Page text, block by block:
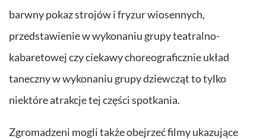
barwny pokaz strojów i fryzur wiosennych,
przedstawienie w wykonaniu grupy teatralno-
kabaretowej czy ciekawy choreograficznie układ
taneczny w wykonaniu grupy dziewcząt to tylko
niektóre atrakcje tej części spotkania.
Zgromadzeni mogli także obejrzeć filmy ukazujące